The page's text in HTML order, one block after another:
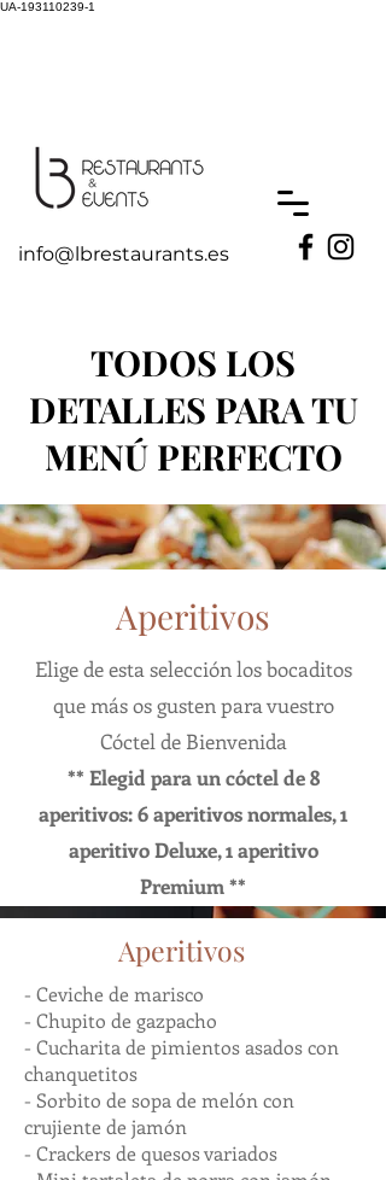
UA-193110239-1
info@lbrestaurants.es
TODOS LOS
DETALLES PARA TU
MENÚ PERFECTO
Aperitivos
Elige de esta selección los bocaditos
que más os gusten para vuestro
Cóctel de Bienvenida
** Elegid para un cóctel de 8
aperitivos: 6 aperitivos normales, 1
aperitivo Deluxe, 1 aperitivo
Premium **
Aperitivos
- Ceviche de marisco
- Chupito de gazpacho
- Cucharita de pimientos asados con
chanquetitos
- Sorbito de sopa de melón con
crujiente de jamón
- Crackers de quesos variados